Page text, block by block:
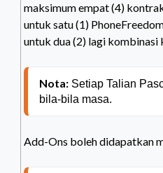
maksimum empat (4)
untuk satu (1)
untuk dua (2) lagi
Nota: Setiap Talian
bila-bila masa.
Add-Ons boleh didapatkan